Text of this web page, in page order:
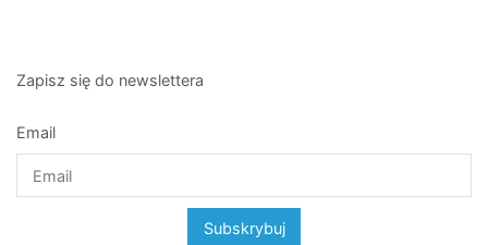
Zapisz się do newslettera
Email